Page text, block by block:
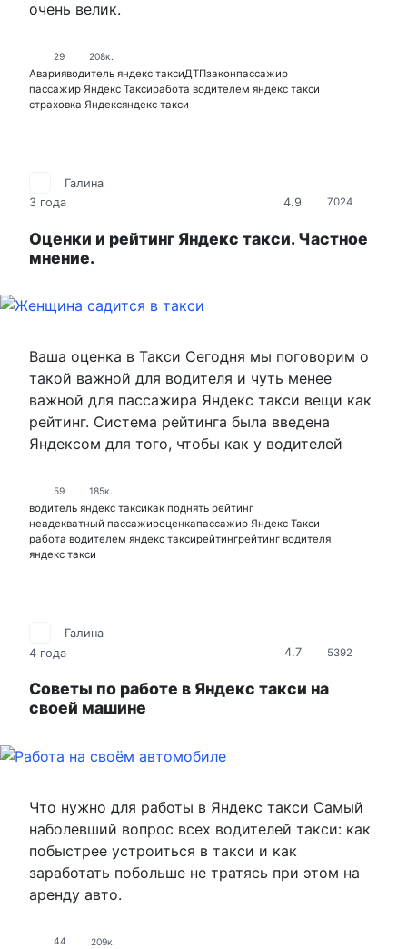
очень велик.
29 208к.
Аварияводитель яндекс таксиДТПзаконпассажир
пассажир Яндекс Таксиработа водителем яндекс такси
страховка Яндексяндекс такси
7024
4.9
Галина
3 года
Оценки и рейтинг Яндекс такси. Частное
мнение.
Ваша оценка в Такси⁠⁠ Сегодня мы поговорим о
такой важной для водителя и чуть менее
важной для пассажира Яндекс такcи вещи как
рейтинг. Система рейтинга была введена
Яндексом для того, чтобы как у водителей
59 185к.
водитель яндекс таксикак поднять рейтинг
неадекватный пассажироценкапассажир Яндекс Такси
работа водителем яндекс таксирейтингрейтинг водителя
яндекс такси
5392
4.7
Галина
4 года
Советы по работе в Яндекс такси на
своей машине
Что нужно для работы в Яндекс такси Самый
наболевший вопрос всех водителей такси: как
побыстрее устроиться в такси и как
заработать побольше не тратясь при этом на
аренду авто.
44 209к.